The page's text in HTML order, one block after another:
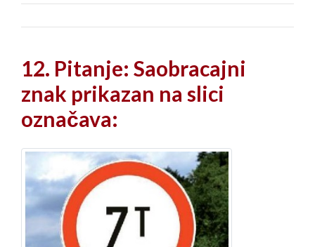
12. Pitanje: Saobracajni
znak prikazan na slici
označava: